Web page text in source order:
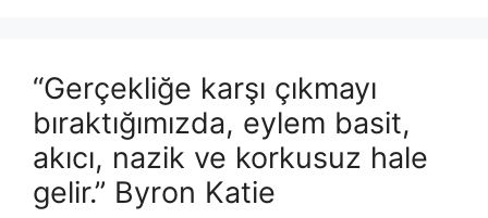
“Gerçekliğe karşı çıkmayı
bıraktığımızda, eylem basit,
akıcı, nazik ve korkusuz hale
gelir.” Byron Katie